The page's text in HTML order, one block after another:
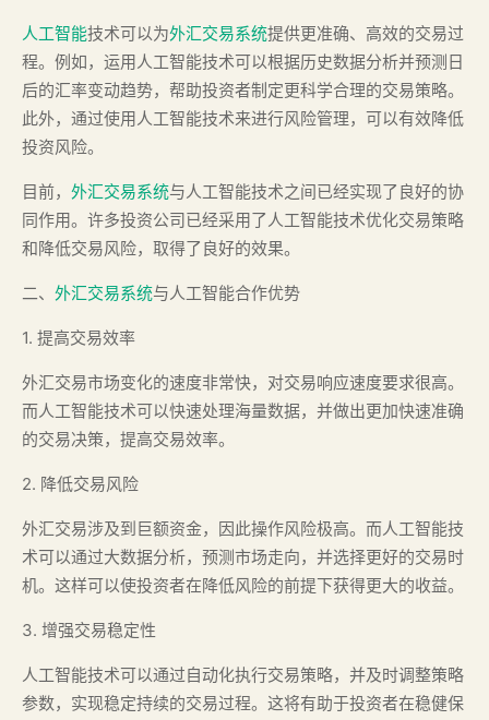
人工智能技术可以为外汇交易系统提供更准确、高效的交易过
程。例如，运用人工智能技术可以根据历史数据分析并预测日
后的汇率变动趋势，帮助投资者制定更科学合理的交易策略。
此外，通过使用人工智能技术来进行风险管理，可以有效降低
投资风险。
目前， 外汇交易系统与人工智能技术之间已经实现了良好的协
同作用。许多投资公司已经采用了人工智能技术优化交易策略
和降低交易风险，取得了良好的效果。
二、 外汇交易系统与人工智能合作优势
1. 提高交易效率
外汇交易市场变化的速度非常快，对交易响应速度要求很高。
而人工智能技术可以快速处理海量数据，并做出更加快速准确
的交易决策，提高交易效率。
2. 降低交易风险
外汇交易涉及到巨额资金，因此操作风险极高。而人工智能技
术可以通过大数据分析，预测市场走向，并选择更好的交易时
机。这样可以使投资者在降低风险的前提下获得更大的收益。
3. 增强交易稳定性
人工智能技术可以通过自动化执行交易策略，并及时调整策略
参数，实现稳定持续的交易过程。这将有助于投资者在稳健保